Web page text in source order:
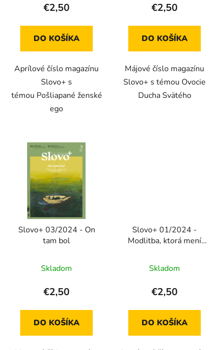
€2,50
DO KOŠÍKA
Aprílové číslo magazínu
Slovo+ s
témou Pošliapané ženské
ego
€2,50
DO KOŠÍKA
Májové číslo magazínu
Slovo+ s témou Ovocie
Ducha Svätého
Slovo+ 03/2024 - On
tam bol
Skladom
€2,50
DO KOŠÍKA
Slovo+ 01/2024 -
Modlitba, ktorá mení
Skladom
€2,50
DO KOŠÍKA